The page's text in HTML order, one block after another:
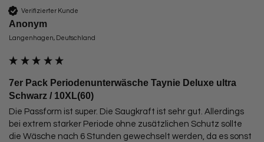
Verifizierter Kunde
Anonym
Langenhagen, Deutschland
7er Pack Periodenunterwäsche Taynie Deluxe ultra
Schwarz / 10XL(60)
Die Passform ist super. Die Saugkraft ist sehr gut. Allerdings
bei extrem starker Periode ohne zusätzlichen Schutz sollte
die Wäsche nach 6 Stunden gewechselt werden, da es sonst